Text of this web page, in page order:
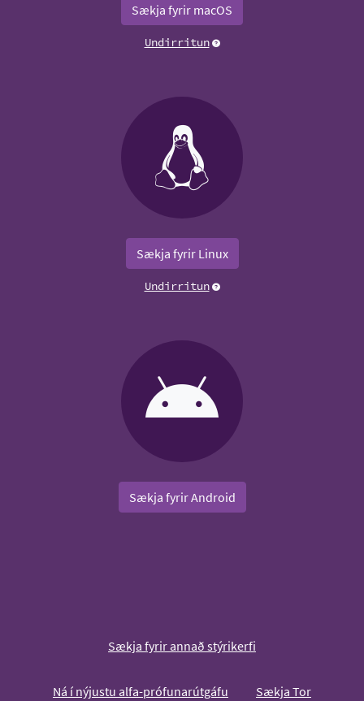
Sækja fyrir macOS
Undirritun
Sækja fyrir Linux
Undirritun
Sækja fyrir Android
Sækja fyrir annað stýrikerfi
Ná í nýjustu alfa-prófunarútgáfu Sækja Tor